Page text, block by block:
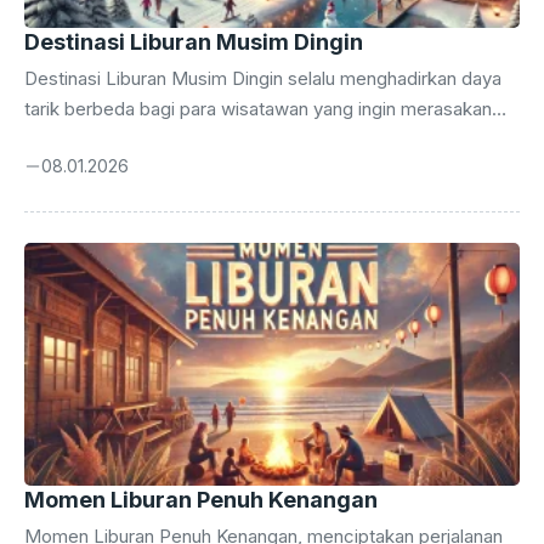
Destinasi Liburan Musim Dingin
Destinasi Liburan Musim Dingin selalu menghadirkan daya
tarik berbeda bagi para wisatawan yang ingin merasakan
rendah. Banyak orang memilih menjelajahi berbagai tempat
liburan akhir tahun dan mulai merencanakan perjalanan yang
sesuai dengan budget, minat, dan kenyamanan perjalanan.
Liburan Musim Dingin menjadi pilihan utama bagi mereka
yang ingin mendapatkan momen spesial bersama orang
tersayang. Minat wisatawan terhadap perjalanan musim ...
08.01.2026
Momen Liburan Penuh Kenangan
Momen Liburan Penuh Kenangan, menciptakan perjalanan